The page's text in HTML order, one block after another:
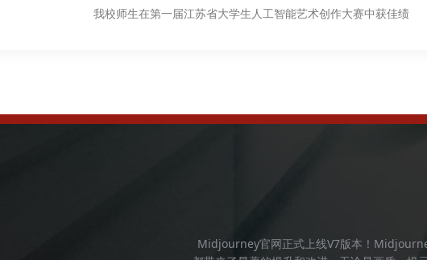
我校师生在第一届江苏省大学生人工智能艺术创作大赛中获佳绩
Midjourney官网正式上线V7版本！